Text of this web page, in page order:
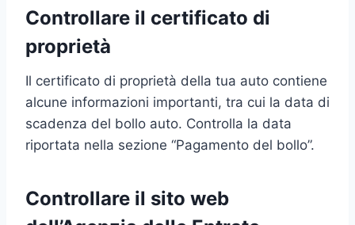
Controllare il certificato di
proprietà
Il certificato di proprietà della tua auto contiene
alcune informazioni importanti, tra cui la data di
scadenza del bollo auto. Controlla la data
riportata nella sezione “Pagamento del bollo”.
Controllare il sito web